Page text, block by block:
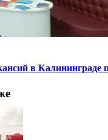
в Калининграде